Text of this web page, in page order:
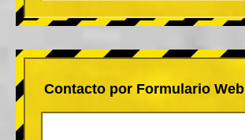
Contacto por Formulario Web